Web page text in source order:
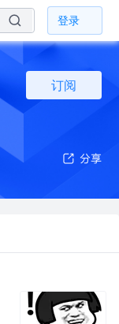
登录
订阅